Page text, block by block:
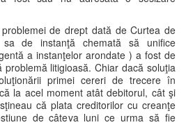
de drept dată de Curtea de
de instanţă chemată să unifice
a instanţelor arondate ) a fost de
litigioasă. Chiar dacă soluţia
primei cereri de trecere în
la acel moment atât debitorul, cât şi
că plata creditorilor cu creanţe
de câteva luni ce urma să fie